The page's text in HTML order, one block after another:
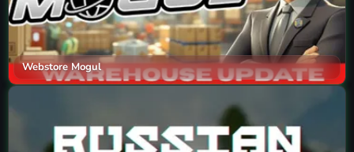
Webstore Mogul